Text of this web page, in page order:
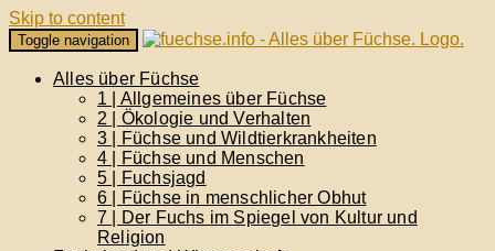
Skip to content
Toggle navigation
Alles über Füchse
1 | Allgemeines über Füchse
2 | Ökologie und Verhalten
3 | Füchse und Wildtierkrankheiten
4 | Füchse und Menschen
5 | Fuchsjagd
6 | Füchse in menschlicher Obhut
7 | Der Fuchs im Spiegel von Kultur und
Religion